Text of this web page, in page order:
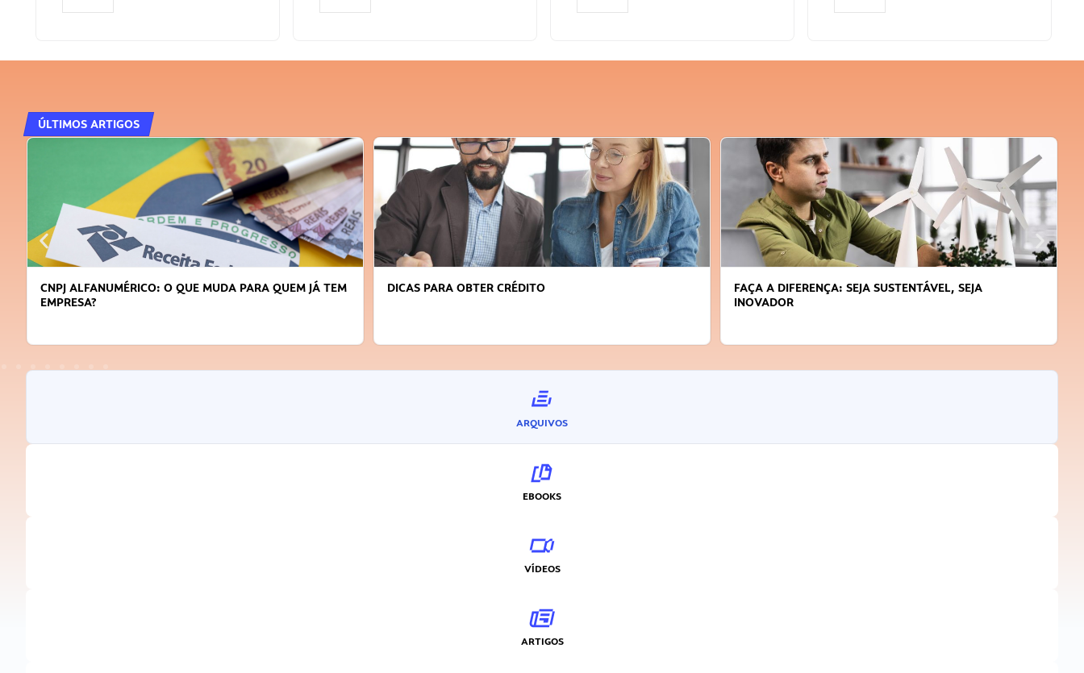
ÚLTIMOS ARTIGOS
CNPJ ALFANUMÉRICO: O QUE MUDA PARA QUEM JÁ TEM
EMPRESA?
DICAS PARA OBTER CRÉDITO
FAÇA A DIFERENÇA: SEJA SUSTENTÁVEL, SEJA
INOVADOR
ARQUIVOS
EBOOKS
VÍDEOS
ARTIGOS